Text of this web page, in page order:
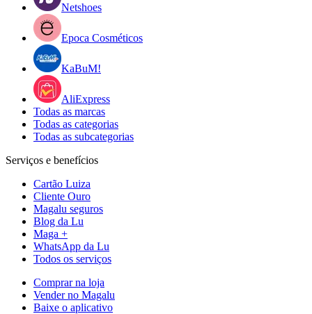
Netshoes
Epoca Cosméticos
KaBuM!
AliExpress
Todas as marcas
Todas as categorias
Todas as subcategorias
Serviços e benefícios
Cartão Luiza
Cliente Ouro
Magalu seguros
Blog da Lu
Maga +
WhatsApp da Lu
Todos os serviços
Comprar na loja
Vender no Magalu
Baixe o aplicativo